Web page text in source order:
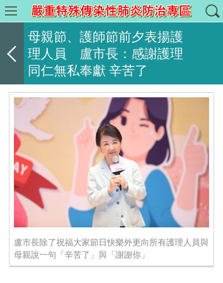
母親節、護師節前夕表揚護
理人員 盧市長：感謝護理
同仁無私奉獻 辛苦了
盧市長除了祝福大家節日快樂外更向所有護理人員與
母親說一句「辛苦了」與「謝謝你」